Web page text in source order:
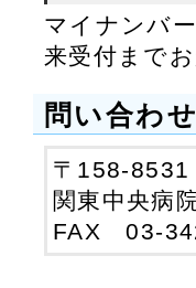
マイナンバ
来受付まで
問い合わ
〒158-
関東中央病
FAX 03-